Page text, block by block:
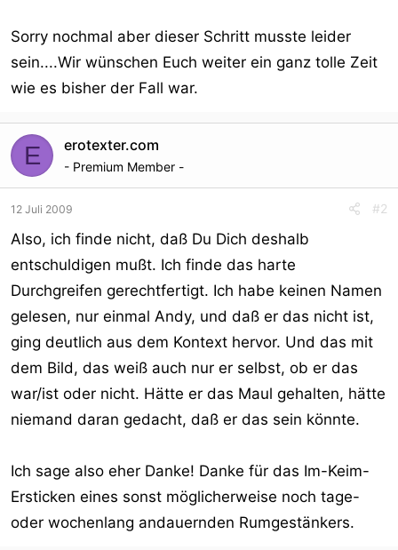
Sorry nochmal aber dieser Schritt musste leider
sein....Wir wünschen Euch weiter ein ganz tolle Zeit
wie es bisher der Fall war.
E erotexter.com
- Premium Member -
12 Juli 2009 #2
Also, ich finde nicht, daß Du Dich deshalb
entschuldigen mußt. Ich finde das harte
Durchgreifen gerechtfertigt. Ich habe keinen Namen
gelesen, nur einmal Andy, und daß er das nicht ist,
ging deutlich aus dem Kontext hervor. Und das mit
dem Bild, das weiß auch nur er selbst, ob er das
war/ist oder nicht. Hätte er das Maul gehalten, hätte
niemand daran gedacht, daß er das sein könnte.
Ich sage also eher Danke! Danke für das Im-Keim-
Ersticken eines sonst möglicherweise noch tage-
oder wochenlang andauernden Rumgestänkers.